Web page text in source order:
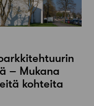
– Mukana
kohteita